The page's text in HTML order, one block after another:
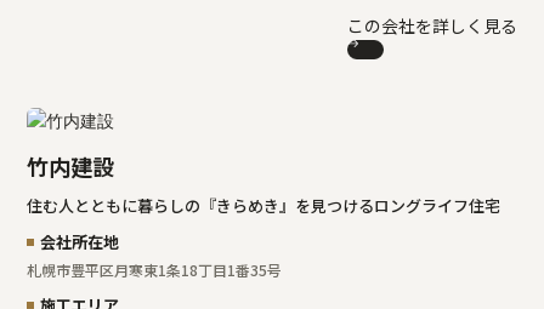
この会社を詳しく見る
竹内建設
住む人とともに暮らしの『きらめき』を見つけるロングライフ住宅
会社所在地
札幌市豊平区月寒東1条18丁目1番35号